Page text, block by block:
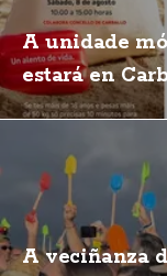
A unidade
estará en
A veciñanza